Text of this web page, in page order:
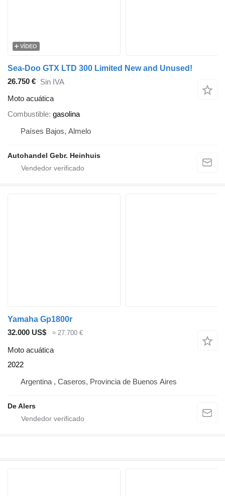
VÍDEO
Sea-Doo GTX LTD 300 Limited New and Unused!
26.750 € Sin IVA
Moto acuática
Combustible gasolina
Países Bajos, Almelo
Autohandel Gebr. Heinhuis
Yamaha Gp1800r
32.000 US$
≈ 27.700 €
Moto acuática
2022
Argentina , Caseros, Provincia de Buenos Aires
De Alers